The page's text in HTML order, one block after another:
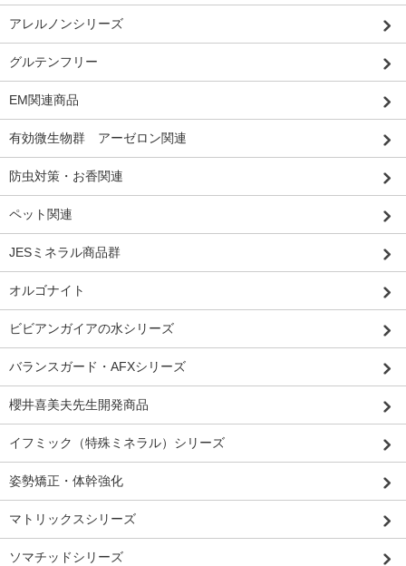
アレルノンシリーズ
グルテンフリー
EM関連商品
有効微生物群 アーゼロン関連
防虫対策・お香関連
ペット関連
JESミネラル商品群
オルゴナイト
ビビアンガイアの水シリーズ
バランスガード・AFXシリーズ
櫻井喜美夫先生開発商品
イフミック（特殊ミネラル）シリーズ
姿勢矯正・体幹強化
マトリックスシリーズ
ソマチッドシリーズ